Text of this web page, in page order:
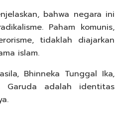
bahwa negara ini
Paham komunis,
tidaklah diajarkan
islam.
Bhinneka Tunggal Ika,
Garuda adalah identitas